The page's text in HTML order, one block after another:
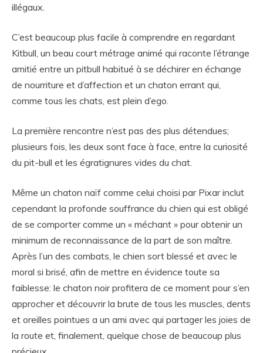
illégaux.
C’est beaucoup plus facile à comprendre en regardant
Kitbull, un beau court métrage animé qui raconte l’étrange
amitié entre un pitbull habitué à se déchirer en échange
de nourriture et d’affection et un chaton errant qui,
comme tous les chats, est plein d’ego.
La première rencontre n’est pas des plus détendues;
plusieurs fois, les deux sont face à face, entre la curiosité
du pit-bull et les égratignures vides du chat.
Même un chaton naïf comme celui choisi par Pixar inclut
cependant la profonde souffrance du chien qui est obligé
de se comporter comme un « méchant » pour obtenir un
minimum de reconnaissance de la part de son maître.
Après l’un des combats, le chien sort blessé et avec le
moral si brisé, afin de mettre en évidence toute sa
faiblesse: le chaton noir profitera de ce moment pour s’en
approcher et découvrir la brute de tous les muscles, dents
et oreilles pointues a un ami avec qui partager les joies de
la route et, finalement, quelque chose de beaucoup plus